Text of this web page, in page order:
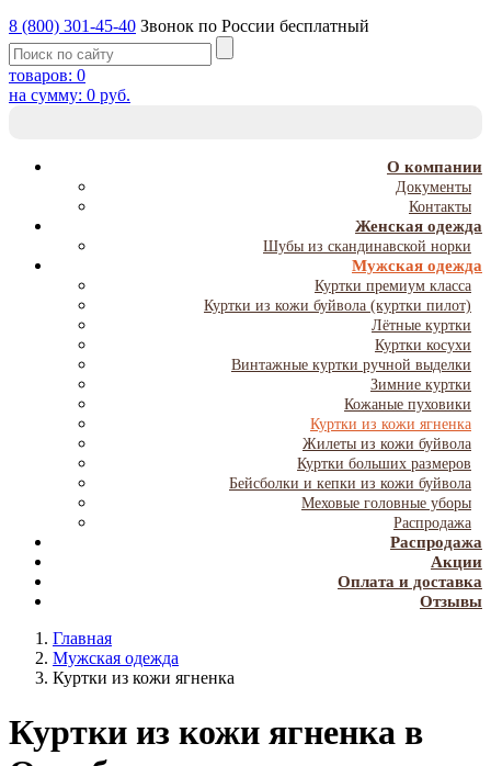
8 (800) 301-45-40 Звонок по России бесплатный
товаров: 0
на сумму: 0 руб.
О компании
Документы
Контакты
Женская одежда
Шубы из скандинавской норки
Мужская одежда
Куртки премиум класса
Куртки из кожи буйвола (куртки пилот)
Лётные куртки
Куртки косухи
Винтажные куртки ручной выделки
Зимние куртки
Кожаные пуховики
Куртки из кожи ягненка
Жилеты из кожи буйвола
Куртки больших размеров
Бейсболки и кепки из кожи буйвола
Меховые головные уборы
Распродажа
Распродажа
Акции
Оплата и доставка
Отзывы
Главная
Мужская одежда
Куртки из кожи ягненка
Куртки из кожи ягненка в